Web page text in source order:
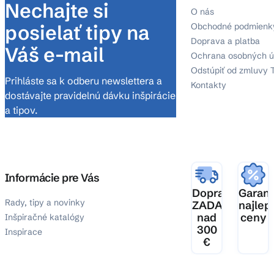
Nechajte si
posielať tipy na
Váš e-mail
Prihláste sa k odberu newslettera a
dostávajte pravidelnú dávku inšpirácie
a tipov.
O nás
Obchodné
Doprava a platba
Ochrana osobných
Odstúpiť od zmluvy
Kontakty
Informácie pre Vás
Rady, tipy a novinky
Inšpiračné katalógy
Inspirace
Doprava
ZADARMO
nad
300
€
ceny